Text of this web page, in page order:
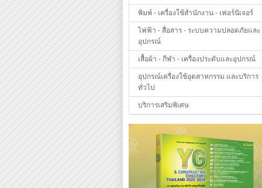
พิมพ์ - เครื่องใช้สำนักงาน - เฟอร์นิเจอร์
ไฟฟ้า - สื่อสาร - ระบบความปลอดภัยและ
อุปกรณ์
เสื้อผ้า - กีฬา - เครื่องประดับและอุปกรณ์
อุปกรณ์เครื่องใช้อุตสาหกรรม และบริการ
ทั่วไป
บริการเสริมพิเศษ